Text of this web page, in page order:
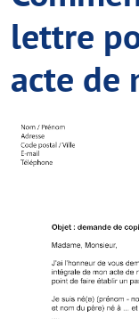
lettre
acte de